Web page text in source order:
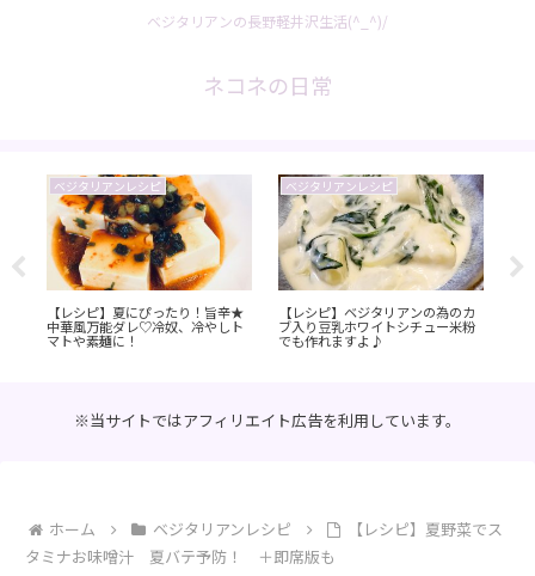
ベジタリアンの長野軽井沢生活(^_^)/
ネコネの日常
ベジタリアンレシピ
【レシピ】ベジタリアンの為のカ
ブ入り豆乳ホワイトシチュー米粉
でも作れますよ♪
デザート
【善光寺】絶品さっぱりモンブラ
ン 信州里の菓工房 長野仲見世店
【長野市】
ちる』浅
※当サイトではアフィリエイト広告を利用しています。
ホーム ベジタリアンレシピ
【レシピ】夏野菜でス
タミナお味噌汁 夏バテ予防！ ＋即席版も